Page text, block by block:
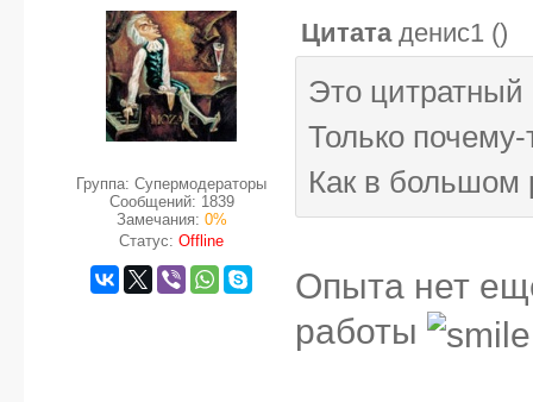
Группа: Супермодераторы
Сообщений: 1839
Замечания: 0%
Статус: Offline
Цитата денис1 ()
Это цитратный
Только
Как в большом
Опыта нет
работы